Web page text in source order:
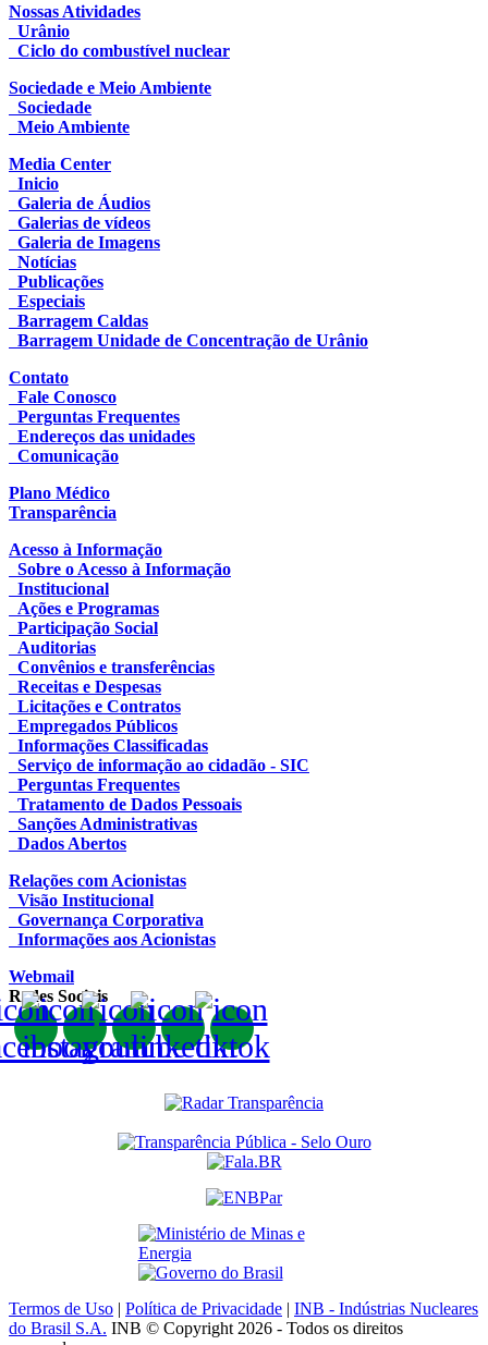
Nossas Atividades
Urânio
Ciclo do combustível nuclear
Sociedade e Meio Ambiente
Sociedade
Meio Ambiente
Media Center
Inicio
Galeria de Áudios
Galerias de vídeos
Galeria de Imagens
Notícias
Publicações
Especiais
Barragem Caldas
Barragem Unidade de Concentração de Urânio
Contato
Fale Conosco
Perguntas Frequentes
Endereços das unidades
Comunicação
Plano Médico
Transparência
Acesso à Informação
Sobre o Acesso à Informação
Institucional
Ações e Programas
Participação Social
Auditorias
Convênios e transferências
Receitas e Despesas
Licitações e Contratos
Empregados Públicos
Informações Classificadas
Serviço de informação ao cidadão - SIC
Perguntas Frequentes
Tratamento de Dados Pessoais
Sanções Administrativas
Dados Abertos
Relações com Acionistas
Visão Institucional
Governança Corporativa
Informações aos Acionistas
Webmail
Redes Sociais
Termos de Uso | Política de Privacidade | INB - Indústrias Nucleares
do Brasil S.A. INB © Copyright 2026 - Todos os direitos